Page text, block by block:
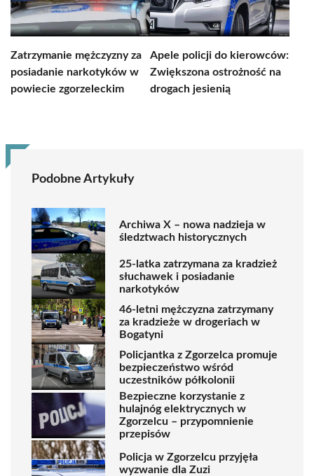
Zatrzymanie mężczyzny za
posiadanie narkotyków w
powiecie zgorzeleckim
Apele policji do kierowców:
Zwiększona ostrożność na
drogach jesienią
Podobne Artykuły
Archiwa X – nowa nadzieja w
śledztwach historycznych
25-latka zatrzymana za kradzież
słuchawek i posiadanie
narkotyków
46-letni mężczyzna zatrzymany
za kradzieże w drogeriach w
Bogatyni
Policjantka z Zgorzelca promuje
bezpieczeństwo wśród
uczestników półkolonii
Bezpieczne korzystanie z
hulajnóg elektrycznych w
Zgorzelcu – przypomnienie
przepisów
Policja w Zgorzelcu przyjęła
wyzwanie dla Zuzi